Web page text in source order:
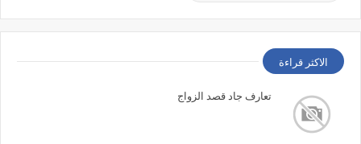
الاكثر قراءة
تعارف جاد قصد الزواج